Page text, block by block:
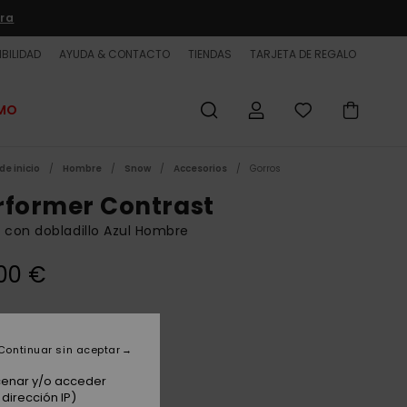
AYUDA & CONTACTO TIENDAS TARJETA DE REGALO
inicio Hombre Snow Accesorios Gorros
Contrast
con dobladillo Azul Hombre
€
y/o acceder
IP)
sin aceptar